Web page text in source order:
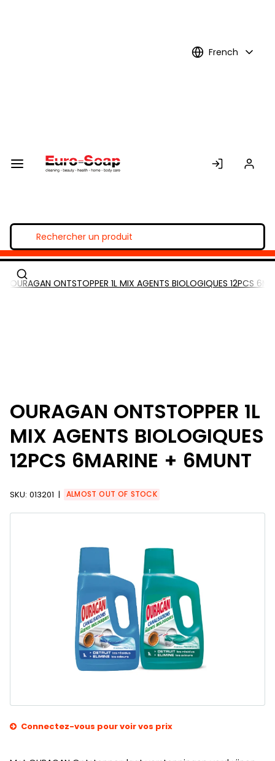
French
OURAGAN ONTSTOPPER 1L MIX AGENTS BIOLOGIQUES 12PCS
OURAGAN ONTSTOPPER 1L
MIX AGENTS BIOLOGIQUES
12PCS 6MARINE + 6MUNT
SKU: 013201 ALMOST OUT OF STOCK
Connectez-vous pour voir vos prix